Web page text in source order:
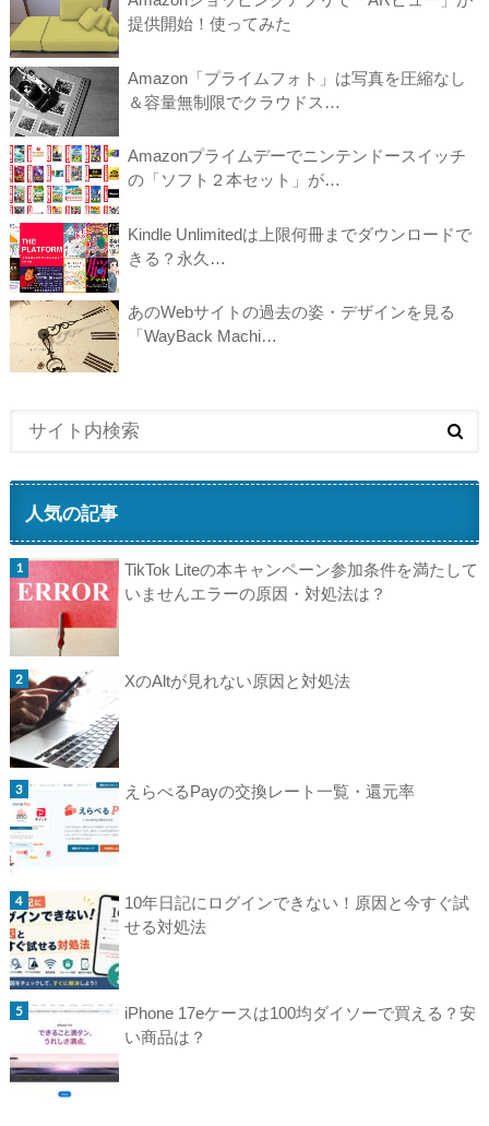
提供開始！使ってみた
Amazon「プライムフォト」は写真を圧縮なし
＆容量無制限でクラウドス…
Amazonプライムデーでニンテンドースイッチ
の「ソフト２本セット」が…
Kindle Unlimitedは上限何冊までダウンロードで
きる？永久…
あのWebサイトの過去の姿・デザインを見る
「WayBack Machi…
人気の記事
TikTok Liteの本キャンペーン参加条件を満たして
いませんエラーの原因・対処法は？
XのAltが見れない原因と対処法
えらべるPayの交換レート一覧・還元率
10年日記にログインできない！原因と今すぐ試
せる対処法
iPhone 17eケースは100均ダイソーで買える？安
い商品は？